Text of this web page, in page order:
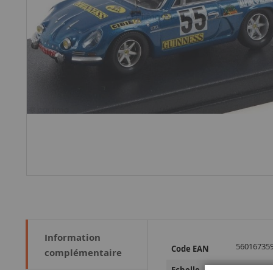
Information
complémentaire
d’information
Code EAN
1/43